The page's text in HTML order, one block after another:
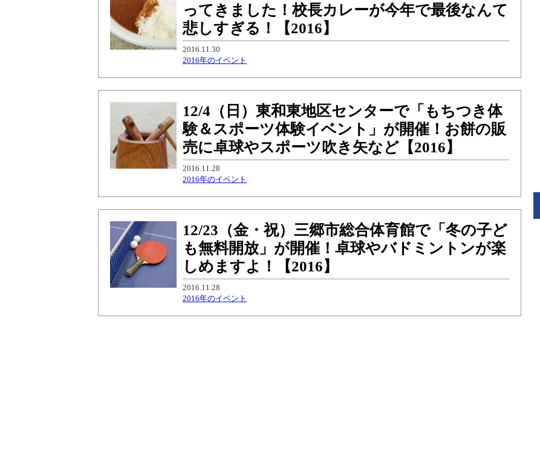
ってきました！校長カレーが今年で最後なんて
悲しすぎる！【2016】
2016.11.30
2016年のイベント
12/4（日）東和東地区センターで「もちつき体
験＆スポーツ体験イベント」が開催！お餅の販
売に卓球やスポーツ吹き矢など【2016】
2016.11.28
2016年のイベント
12/23（金・祝）三郷市総合体育館で「冬の子ど
も無料開放」が開催！卓球やバドミントンが楽
しめますよ！【2016】
2016.11.28
2016年のイベント